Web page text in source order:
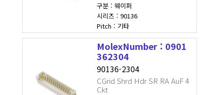
구분 : 웨이퍼
시리즈 : 90136
Pitch : 기타
MolexNumber : 0901
362304
90136-2304
CGrid Shrd Hdr SR RA AuF 4
Ckt